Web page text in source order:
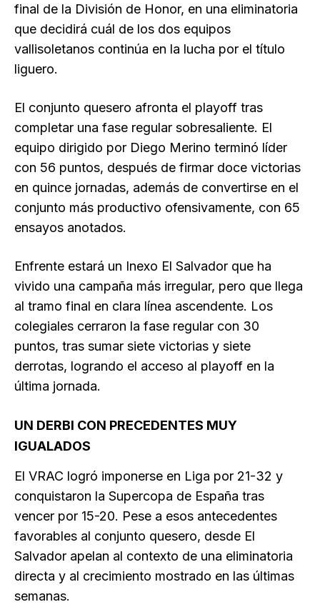
final de la División de Honor, en una eliminatoria
que decidirá cuál de los dos equipos
vallisoletanos continúa en la lucha por el título
liguero.
El conjunto quesero afronta el playoff tras
completar una fase regular sobresaliente. El
equipo dirigido por Diego Merino terminó líder
con 56 puntos, después de firmar doce victorias
en quince jornadas, además de convertirse en el
conjunto más productivo ofensivamente, con 65
ensayos anotados.
Enfrente estará un Inexo El Salvador que ha
vivido una campaña más irregular, pero que llega
al tramo final en clara línea ascendente. Los
colegiales cerraron la fase regular con 30
puntos, tras sumar siete victorias y siete
derrotas, logrando el acceso al playoff en la
última jornada.
UN DERBI CON PRECEDENTES MUY
IGUALADOS
El VRAC logró imponerse en Liga por 21-32 y
conquistaron la Supercopa de España tras
vencer por 15-20. Pese a esos antecedentes
favorables al conjunto quesero, desde El
Salvador apelan al contexto de una eliminatoria
directa y al crecimiento mostrado en las últimas
semanas.